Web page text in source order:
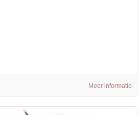
Meer informatie